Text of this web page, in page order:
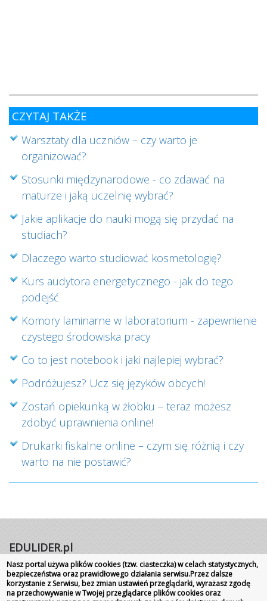
CZYTAJ TAKŻE
Warsztaty dla uczniów – czy warto je
organizować?
Stosunki międzynarodowe - co zdawać na
maturze i jaką uczelnię wybrać?
Jakie aplikacje do nauki mogą się przydać na
studiach?
Dlaczego warto studiować kosmetologię?
Kurs audytora energetycznego - jak do tego
podejść
Komory laminarne w laboratorium - zapewnienie
czystego środowiska pracy
Co to jest notebook i jaki najlepiej wybrać?
Podróżujesz? Ucz się języków obcych!
Zostań opiekunką w żłobku – teraz możesz
zdobyć uprawnienia online!
Drukarki fiskalne online – czym się różnią i czy
warto na nie postawić?
EDULIDER.pl
Portal internetowy | Rok założenia 2008
Wszelkie prawa zastrzeżone|Kontakt Promocja
Nasz portal używa plików cookies (tzw. ciasteczka) w celach statystycznych,
bezpieczeństwa oraz prawidłowego działania serwisu.Przez dalsze
korzystanie z Serwisu, bez zmian ustawień przeglądarki, wyrażasz zgodę
na przechowywanie w Twojej przeglądarce plików cookies oraz